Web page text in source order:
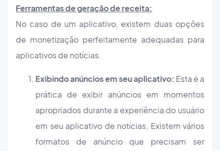
Ferramentas de geração de receita:
No caso de um aplicativo, existem duas opções
de monetização perfeitamente adequadas para
aplicativos de notícias.
Exibindo anúncios em seu aplicativo: Esta é a
prática de exibir anúncios em momentos
apropriados durante a experiência do usuário
em seu aplicativo de notícias. Existem vários
formatos de anúncio que precisam ser